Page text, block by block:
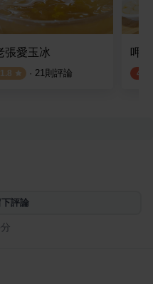
張愛玉冰
1.8 · 21則評論
呷
4.3
下評論